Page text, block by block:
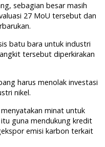
sebagian besar masih
27 MoU tersebut dan
batu bara untuk industri
tersebut diperkirakan
harus menolak investasi
nikel.
minat untuk
guna mendukung kredit
emisi karbon terkait